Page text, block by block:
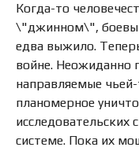
Когда-то
\"джинном\",
едва выжило.
войне. Неожиданно
направляемые
планомерное
исследовательских
системе. Пока их